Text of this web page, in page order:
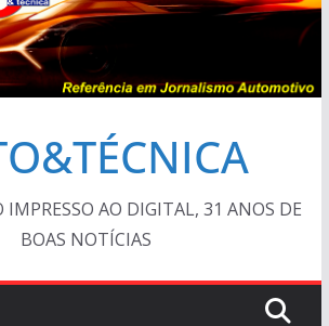
Ronaldo mostra sua garagem
2026: esgotada em dois meses
IMPRESSO AO DIGITAL, 31 ANOS DE
BOAS NOTÍCIAS